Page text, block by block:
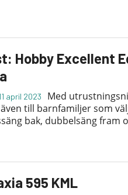
Hobby Excellent
april 2023
Med
till barnfamiljer som
bak, dubbelsäng fram
595 KML